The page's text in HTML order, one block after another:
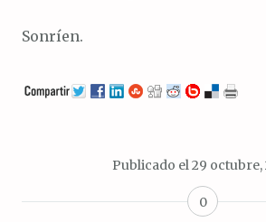
Sonríen.
Publicado el 29 octubre,
0